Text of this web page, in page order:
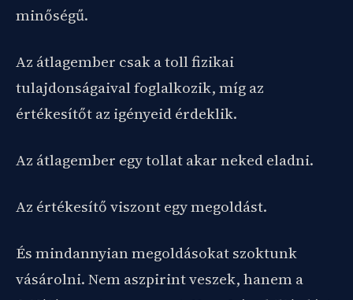
minőségű.
Az átlagember csak a toll fizikai
tulajdonságaival foglalkozik, míg az
értékesítőt az igényeid érdeklik.
Az átlagember egy tollat akar neked eladni.
Az értékesítő viszont egy megoldást.
És mindannyian megoldásokat szoktunk
vásárolni. Nem aszpirint veszek, hanem a